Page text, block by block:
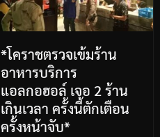
*โคราชตรวจเข้มร้าน
อาหารบริการ
แอลกอฮอล์ เจอ 2 ร้าน
เกินเวลา ครั้งนี้ตักเตือน
ครั้งหน้าจับ*